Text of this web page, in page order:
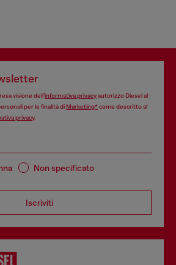
visione dell’informativa privacyautorizzo Diesel al
per le finalità diMarketing*come descritto al
privacy.
Non specificato
Iscriviti